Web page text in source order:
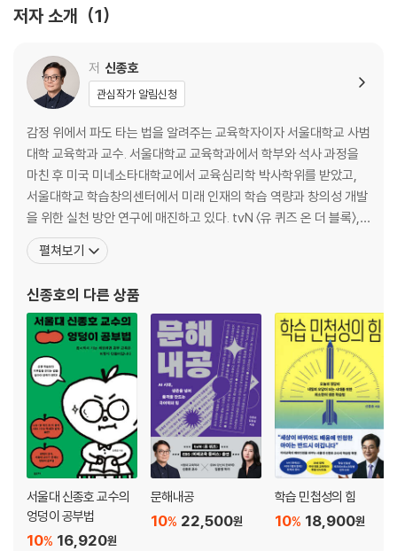
작심삼일만 반복한다면 공부 습관부터 만들어라
step 1 작은 노력으로 공부 습관 시작하기
step 2 1일과 66일로 공부 습관 완성하기
step 3 성취감으로 공부 습관 강화하기
ㆍ공부가 재밌어지는 순간 - 자기강화의 공부 효과
ㆍ이야기 되돌아보기
3부 지치지 않고 갓생 사는 방법 -공부 체력 다지기
자기효능감의 기적을 믿어라
자기결정권의 특권을 누려라
자기통제권의 자유를 즐겨라
행복한 공부법의 발견
ㆍ공부가 재밌어지는 순간 - 유혹을 물리치는 법
ㆍ이야기 되돌아보기
4부 공부에도 기술이 필요해 -공부 전략 세우기
1등급 성적을 위한 시간 관리법
ㆍ공부가 재밌어지는 순간 - 모범생의 계획표
공부 잘하는 학생들의 질문법
저자 소개 1
저 신종호
관심작가 알림신청
감정 위에서 파도 타는 법을 알려주는 교육학자이자 서울대학교 사범
대학 교육학과 교수. 서울대학교 교육학과에서 학부와 석사 과정을
마친 후 미국 미네소타대학교에서 교육심리학 박사학위를 받았고,
서울대학교 학습창의센터에서 미래 인재의 학습 역량과 창의성 개발
을 위한 실천 방안 연구에 매진하고 있다. tvN 〈유 퀴즈 온 더 블록〉,
〈책 읽어주는 나의 서재〉, EBS 〈당신의 문해력〉, 〈클래스 e〉, SBS 〈부
모 vs 학부모〉 등에 출연해 심리학을 기반으로 한 교육 고민의 해법
육 전문가로 주목받고 있다. 개인의 성장
펼쳐보기
신종호의 다른 상품
서울대 신종호 교수의
엉덩이 공부법
16,920원
10%
문해내공
22,500원
10%
학습 민첩성의 힘
18,900원
10%